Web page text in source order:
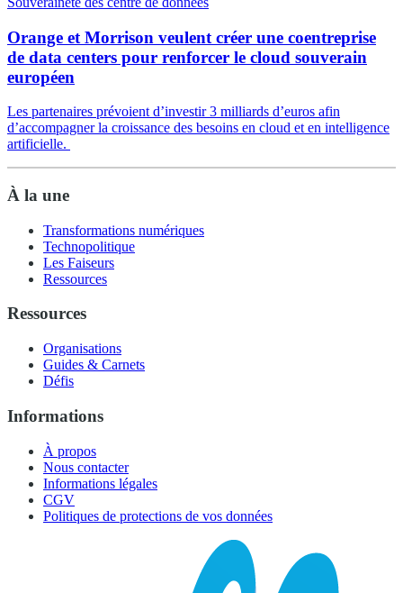
Orange et Morrison veulent créer une coentreprise
de data centers pour renforcer le cloud souverain
européen
Les partenaires prévoient d’investir 3 milliards d’euros afin
d’accompagner la croissance des besoins en cloud et en intelligence
artificielle.
À la une
Transformations numériques
Technopolitique
Les Faiseurs
Ressources
Ressources
Organisations
Guides & Carnets
Défis
Informations
À propos
Nous contacter
Informations légales
CGV
Politiques de protections de vos données